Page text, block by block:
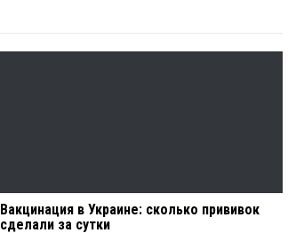
Вакцинация в Украине: сколько прививок
сделали за сутки